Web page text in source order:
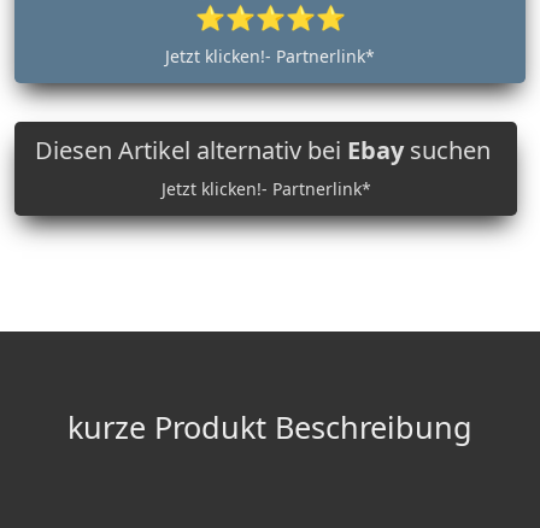
⭐⭐⭐⭐⭐
Jetzt klicken!- Partnerlink*
Diesen Artikel alternativ bei Ebaysuchen
Jetzt klicken!- Partnerlink*
kurze Produkt Beschreibung